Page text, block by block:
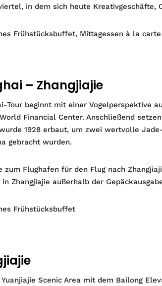
in dem sich heute Kreativgeschäfte,
Frühstücksbuffet, Mittagessen à la carte
– Zhangjiajie
Tour beginnt mit einer Vogelperspektive
Financial Center. Anschließend
1928 erbaut, um zwei wertvolle
gebracht wurden.
zum Flughafen für den Flug nach
Zhangjiajie außerhalb der
Frühstücksbuffet
Scenic Area mit dem Bailong